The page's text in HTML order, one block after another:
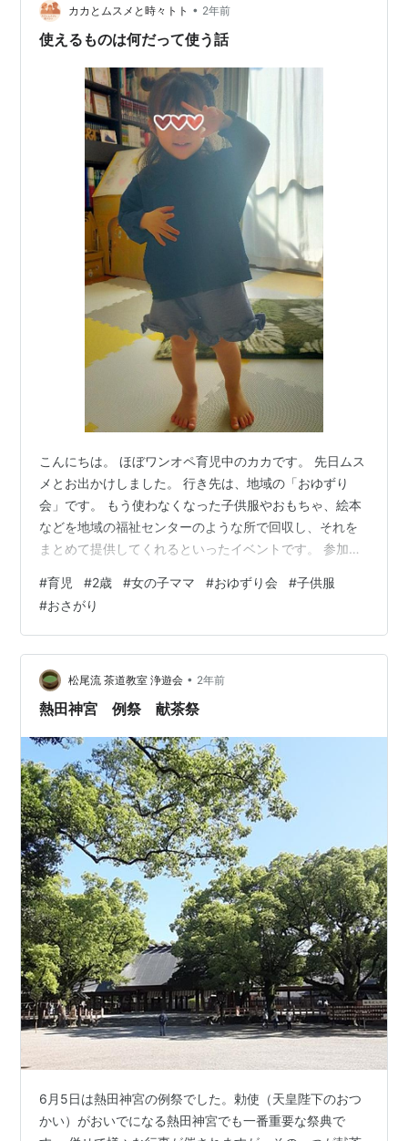
なんだが、めちゃくちゃ似合っているではないか！！ と
てもとても、息子のおさがりをアラフィフおばさんが無
カカとムスメと時々トト • 2年前
使えるものは何だって使う話
こんにちは。 ほぼワンオペ育児中のカカです。 先日ムス
メとお出かけしました。 行き先は、地域の「おゆずり
会」です。 もう使わなくなった子供服やおもちゃ、絵本
などを地域の福祉センターのような所で回収し、それを
まとめて提供してくれるといったイベントです。 参加者
ができます。 私は子供服に全くこだわりがないので、こ
ういったイベントは非常に有り難いです。 別にお金に困
っているわけではありませんが、節約出来る箇所がある
なら節約したい、といった考えです。 特に、今ならムス
メに洋服のこだわりなどがなく、基本的にはあるものの
中からその日の気分で着たい物を選んで…
#育児 #2歳 #女の子ママ #おゆずり会 #子供服
#おさがり
松尾流 茶道教室 浄遊会 • 2年前
熱田神宮 例祭 献茶祭
6月5日は熱田神宮の例祭でした。勅使（天皇陛下のおつ
かい）がおいでになる熱田神宮でも一番重要な祭典で